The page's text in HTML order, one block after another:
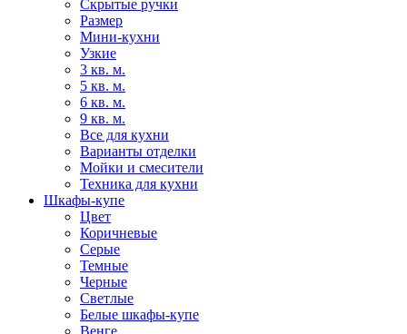
Скрытые ручки
Размер
Мини-кухни
Узкие
3 кв. м.
5 кв. м.
6 кв. м.
9 кв. м.
Все для кухни
Варианты отделки
Мойки и смесители
Техника для кухни
Шкафы-купе
Цвет
Коричневые
Серые
Темные
Черные
Светлые
Белые шкафы-купе
Венге